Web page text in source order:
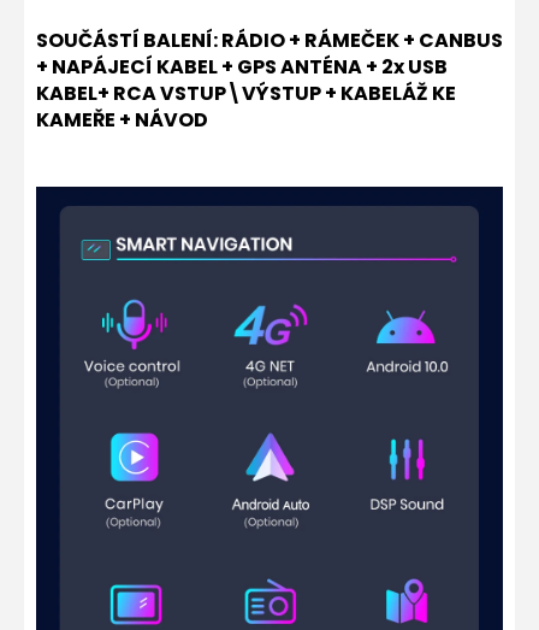
SOUČÁSTÍ BALENÍ: RÁDIO + RÁMEČEK + CANBUS
+ NAPÁJECÍ KABEL + GPS ANTÉNA + 2x USB
KABEL+ RCA VSTUP\VÝSTUP + KABELÁŽ KE
KAMEŘE + NÁVOD